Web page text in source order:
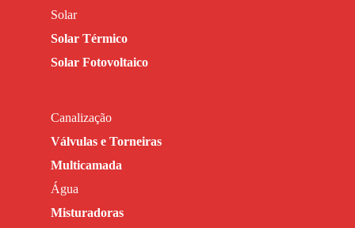
Solar
Solar Térmico
Solar Fotovoltaico
Canalização
Válvulas e Torneiras
Multicamada
Água
Misturadoras